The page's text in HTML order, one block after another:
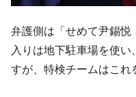
ル」まで拡大 ⇒ 海外資
『Money1』
韓国･帰っ
い「50.5％」に上昇
弁護側は「せめて尹錫悦
入りは地下駐車場を使
すが、特検チームはこれ